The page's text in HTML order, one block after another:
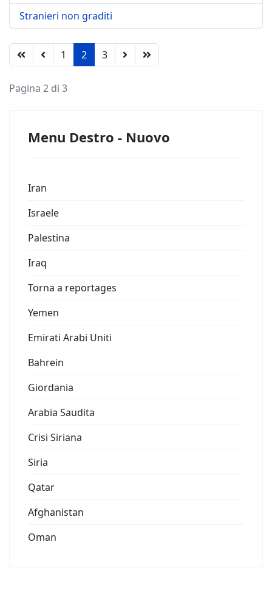
Stranieri non graditi
1 2 3
Pagina 2 di 3
Menu Destro - Nuovo
Iran
Israele
Palestina
Iraq
Torna a reportages
Yemen
Emirati Arabi Uniti
Bahrein
Giordania
Arabia Saudita
Crisi Siriana
Siria
Qatar
Afghanistan
Oman